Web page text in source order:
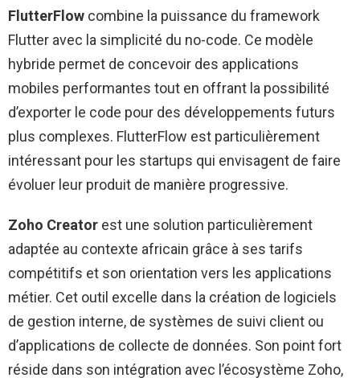
FlutterFlow combine la puissance du framework
Flutter avec la simplicité du no-code. Ce modèle
hybride permet de concevoir des applications
mobiles performantes tout en offrant la possibilité
d’exporter le code pour des développements futurs
plus complexes. FlutterFlow est particulièrement
intéressant pour les startups qui envisagent de faire
évoluer leur produit de manière progressive.
Zoho Creator est une solution particulièrement
adaptée au contexte africain grâce à ses tarifs
compétitifs et son orientation vers les applications
métier. Cet outil excelle dans la création de logiciels
de gestion interne, de systèmes de suivi client ou
d’applications de collecte de données. Son point fort
réside dans son intégration avec l’écosystème Zoho,